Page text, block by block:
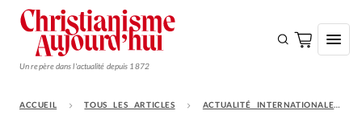
Un repère dans l'actualité depuis 1872
S'ABONNER
ACCUEIL TOUS LES ARTICLES ACTUALITÉ INTERNATIONALE